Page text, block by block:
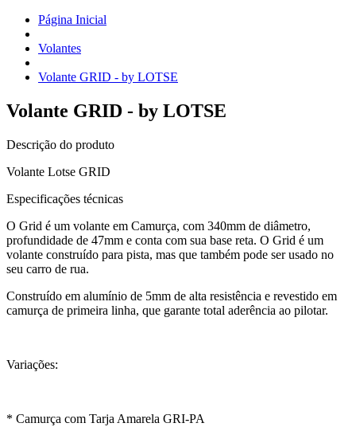
Página Inicial
Volantes
Volante GRID - by LOTSE
Volante GRID - by LOTSE
Descrição do produto
Volante Lotse GRID
Especificações técnicas
O Grid é um volante em Camurça, com 340mm de diâmetro,
profundidade de 47mm e conta com sua base reta. O Grid é um
volante construído para pista, mas que também pode ser usado no
seu carro de rua.
Construído em alumínio de 5mm de alta resistência e revestido em
camurça de primeira linha, que garante total aderência ao pilotar.
Variações:
* Camurça com Tarja Amarela GRI-PA